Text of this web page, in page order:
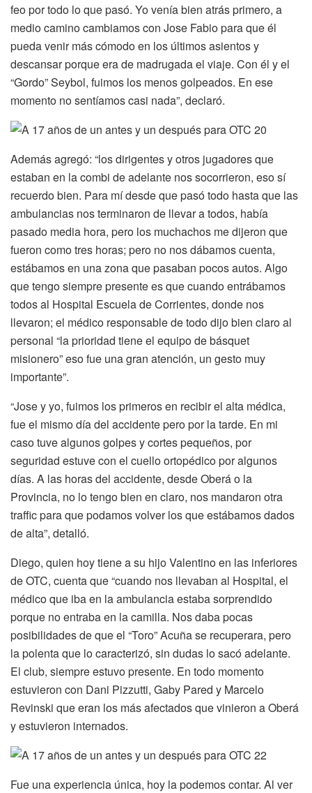
feo por todo lo que pasó. Yo venía bien atrás primero, a
medio camino cambiamos con Jose Fabio para que él
pueda venir más cómodo en los últimos asientos y
descansar porque era de madrugada el viaje. Con él y el
“Gordo” Seybol, fuimos los menos golpeados. En ese
momento no sentíamos casi nada”, declaró.
Además agregó: “los dirigentes y otros jugadores que
estaban en la combi de adelante nos socorrieron, eso sí
recuerdo bien. Para mí desde que pasó todo hasta que las
ambulancias nos terminaron de llevar a todos, había
pasado media hora, pero los muchachos me dijeron que
fueron como tres horas; pero no nos dábamos cuenta,
estábamos en una zona que pasaban pocos autos. Algo
que tengo siempre presente es que cuando entrábamos
todos al Hospital Escuela de Corrientes, donde nos
llevaron; el médico responsable de todo dijo bien claro al
personal “la prioridad tiene el equipo de básquet
misionero” eso fue una gran atención, un gesto muy
importante”.
“Jose y yo, fuimos los primeros en recibir el alta médica,
fue el mismo día del accidente pero por la tarde. En mi
caso tuve algunos golpes y cortes pequeños, por
seguridad estuve con el cuello ortopédico por algunos
días. A las horas del accidente, desde Oberá o la
Provincia, no lo tengo bien en claro, nos mandaron otra
traffic para que podamos volver los que estábamos dados
de alta”, detalló.
Diego, quien hoy tiene a su hijo Valentino en las inferiores
de OTC, cuenta que “cuando nos llevaban al Hospital, el
médico que iba en la ambulancia estaba sorprendido
porque no entraba en la camilla. Nos daba pocas
posibilidades de que el “Toro” Acuña se recuperara, pero
la polenta que lo caracterizó, sin dudas lo sacó adelante.
El club, siempre estuvo presente. En todo momento
estuvieron con Dani Pizzutti, Gaby Pared y Marcelo
Revinski que eran los más afectados que vinieron a Oberá
y estuvieron internados.
Fue una experiencia única, hoy la podemos contar. Al ver